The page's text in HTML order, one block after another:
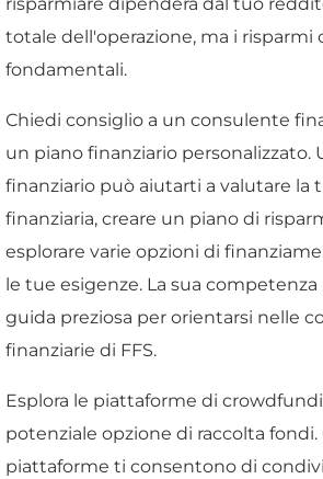
risparmiare dipenderà dal tuo
totale dell'operazione, ma i risparmi
fondamentali.
Chiedi consiglio a un consulente
un piano finanziario personalizzato.
finanziario può aiutarti a valutare la
finanziaria, creare un piano di
esplorare varie opzioni di
le tue esigenze. La sua
guida preziosa per orientarsi nelle
finanziarie di FFS.
Esplora le piattaforme di
potenziale opzione di raccolta fondi.
piattaforme ti consentono di